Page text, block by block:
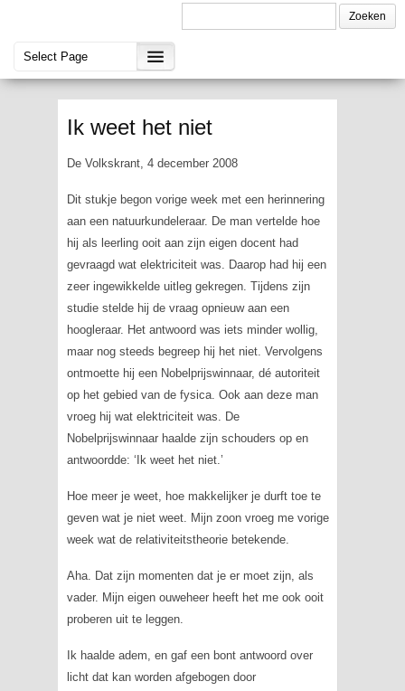
Ik weet het niet
De Volkskrant, 4 december 2008
Dit stukje begon vorige week met een herinnering
aan een natuurkundeleraar. De man vertelde hoe
hij als leerling ooit aan zijn eigen docent had
gevraagd wat elektriciteit was. Daarop had hij een
zeer ingewikkelde uitleg gekregen. Tijdens zijn
studie stelde hij de vraag opnieuw aan een
hoogleraar. Het antwoord was iets minder wollig,
maar nog steeds begreep hij het niet. Vervolgens
ontmoette hij een Nobelprijswinnaar, dé autoriteit
op het gebied van de fysica. Ook aan deze man
vroeg hij wat elektriciteit was. De
Nobelprijswinnaar haalde zijn schouders op en
antwoordde: ‘Ik weet het niet.’
Hoe meer je weet, hoe makkelijker je durft toe te
geven wat je niet weet. Mijn zoon vroeg me vorige
week wat de relativiteitstheorie betekende.
Aha. Dat zijn momenten dat je er moet zijn, als
vader. Mijn eigen ouweheer heeft het me ook ooit
proberen uit te leggen.
Ik haalde adem, en gaf een bont antwoord over
licht dat kan worden afgebogen door